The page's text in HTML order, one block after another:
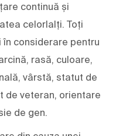
continuă și
celorlalți. Toți
considerare pentru
rasă, culoare,
vârstă, statut de
de veteran, orientare
de gen.